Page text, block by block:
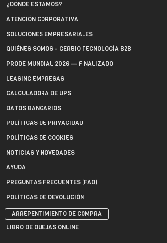
¿DÓNDE ESTAMOS?
ATENCIÓN CORPORATIVA
SOLUCIONES EMPRESARIALES
QUIÉNES SOMOS - GERBIO TECNOLOGÍA B2B
PRODE MUNDIAL 2026 — FINALIZADO
LEASING EMPRESAS
CALCULADORA DE UPS
DATOS BANCARIOS
POLÍTICAS DE PRIVACIDAD
POLÍTICAS DE COOKIES
NOTICIAS Y NOVEDADES
AYUDA
PREGUNTAS FRECUENTES (FAQ)
POLÍTICAS DE DEVOLUCIÓN
ARREPENTIMIENTO DE COMPRA
LIBRO DE QUEJAS ONLINE